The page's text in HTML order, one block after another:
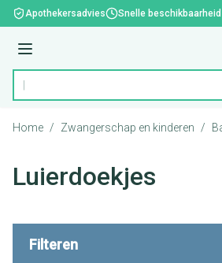
Ga naar de inhoud
Apothekersadvies Snelle beschikbaarheid
Menu
Product, merk, categorie...
Home / Zwangerschap en kinderen /
Luierdoekjes
Filteren